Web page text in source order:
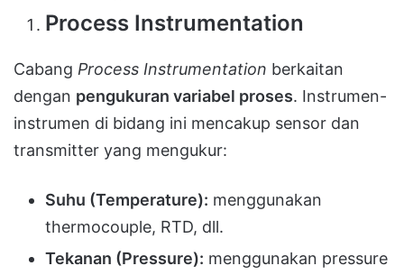
Process Instrumentation
Cabang Process Instrumentation berkaitan
dengan pengukuran variabel proses. Instrumen-
instrumen di bidang ini mencakup sensor dan
transmitter yang mengukur:
Suhu (Temperature): menggunakan
thermocouple, RTD, dll.
Tekanan (Pressure): menggunakan pressure